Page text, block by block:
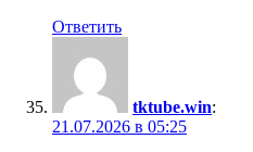
Ответить
tktube.win:
21.07.2026 в 05:25